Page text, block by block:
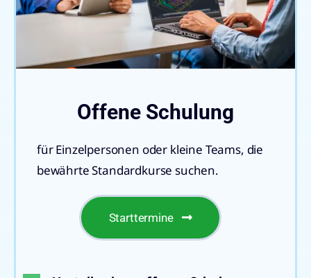
Offene Schulung
für Einzelpersonen oder kleine Teams, die
bewährte Standardkurse suchen.
Starttermine